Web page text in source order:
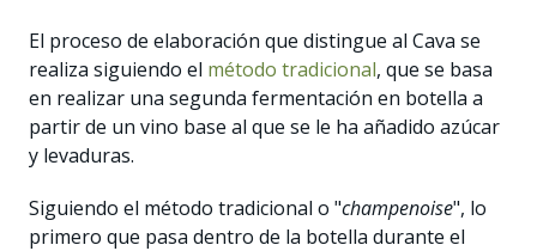
El proceso de elaboración que distingue al Cava se
realiza siguiendo el método tradicional, que se basa
en realizar una segunda fermentación en botella a
partir de un vino base al que se le ha añadido azúcar
y levaduras.
Siguiendo el método tradicional o "champenoise", lo
primero que pasa dentro de la botella durante el